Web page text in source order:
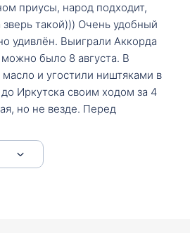
приусы, народ подходит,
зверь такой))) Очень удобный
удивлён. Выиграли Аккорда
было 8 августа. В
и угостили ништяками в
Иркутска своим ходом за 4
но не везде. Перед
следования.